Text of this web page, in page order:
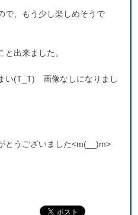
で、もう少し楽しめそうで
出来ました。
い(T_T) 画像なしになりまし
とうございました<m(__)m>